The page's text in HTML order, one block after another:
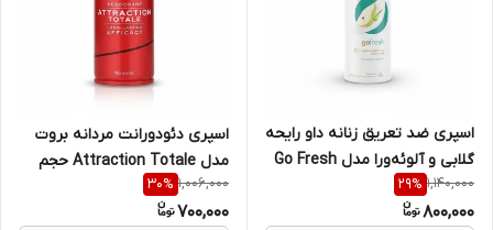
اسپری ضد تعریق زنانه داو رایحه
گلابی و آلوئه‌ورا مدل Go Fresh
Advanced Care حجم ۲۰۰ میل
1,140,000
29%
800,000
اسپری دئودورانت مردانه بروت
مدل Attraction Totale حجم
۲۰۰ میل
1,006,000
30%
700,000